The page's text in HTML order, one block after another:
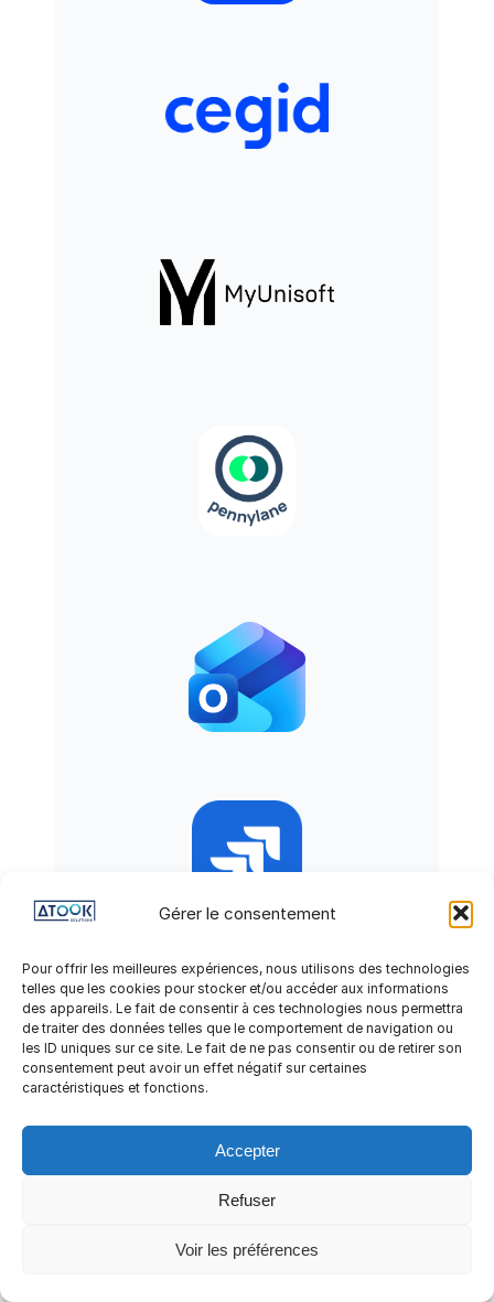
Gérer le consentement
Pour offrir les meilleures expériences, nous utilisons des technologies
telles que les cookies pour stocker et/ou accéder aux informations
des appareils. Le fait de consentir à ces technologies nous permettra
de traiter des données telles que le comportement de navigation ou
les ID uniques sur ce site. Le fait de ne pas consentir ou de retirer son
consentement peut avoir un effet négatif sur certaines
caractéristiques et fonctions.
Accepter
Refuser
Voir les préférences